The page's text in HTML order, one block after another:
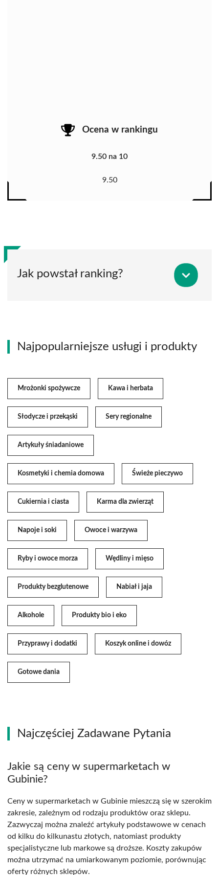
Ocena w rankingu
9.50 na 10
9.50
Jak powstał ranking?
Najpopularniejsze usługi i produkty
Mrożonki spożywcze Kawa i herbata
Słodycze i przekąski Sery regionalne
Artykuły śniadaniowe
Kosmetyki i chemia domowa Świeże pieczywo
Cukiernia i ciasta Karma dla zwierząt
Napoje i soki Owoce i warzywa
Ryby i owoce morza Wędliny i mięso
Produkty bezglutenowe Nabiał i jaja
Alkohole Produkty bio i eko
Przyprawy i dodatki Koszyk online i dowóz
Gotowe dania
Najczęściej Zadawane Pytania
Jakie są ceny w supermarketach w
Gubinie?
Ceny w supermarketach w Gubinie mieszczą się w szerokim
zakresie, zależnym od rodzaju produktów oraz sklepu.
Zazwyczaj można znaleźć artykuły podstawowe w cenach
od kilku do kilkunastu złotych, natomiast produkty
specjalistyczne lub markowe są droższe. Koszty zakupów
można utrzymać na umiarkowanym poziomie, porównując
oferty różnych sklepów.